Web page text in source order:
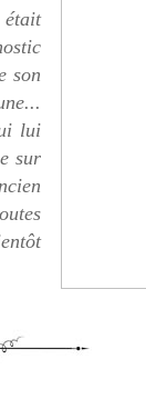
était
son
lui
sur